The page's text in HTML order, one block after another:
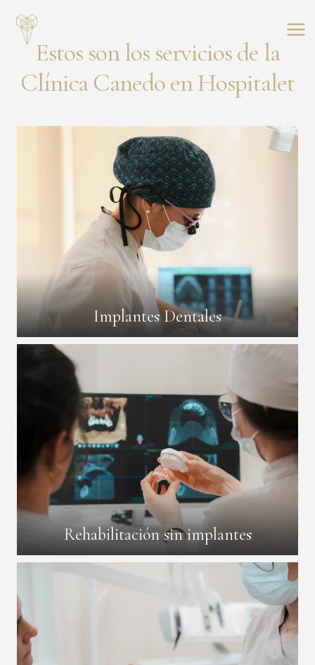
contenidoEstos son los servicios de la
Clínica Canedo en Hospitalet
Implantes Dentales
Rehabilitación sin implantes